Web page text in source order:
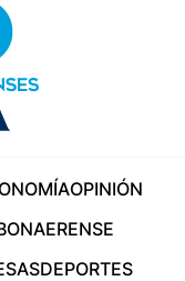
OPINIÓN
DEPORTES